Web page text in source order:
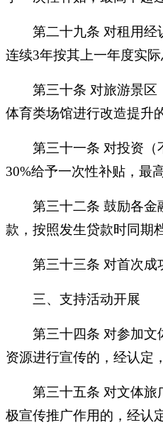
第二十九条 对租用经
连续3年按其上一年度实
第三十条 对旅游景区
体育类场馆进行改造提升
第三十一条 对投资（
30%给予一次性补贴，最
第三十二条 鼓励各金
款，按照发生贷款时同期
第三十三条 对首次成
三、支持活动开展
第三十四条 对参加文
资源进行宣传的，经认定
第三十五条 对文体旅
极宣传推广作用的，经认